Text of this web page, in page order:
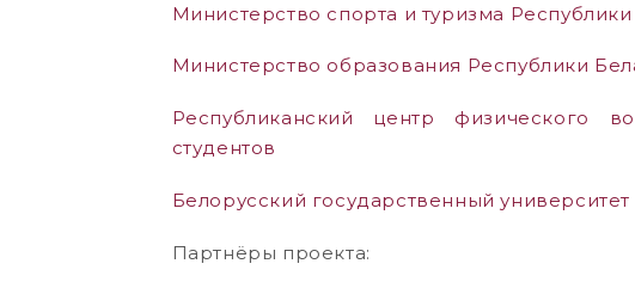
Министерство спорта и туризма
Министерство образования Республики
Республиканский центр физического
студентов
Белорусский государственный
Партнёры проекта: